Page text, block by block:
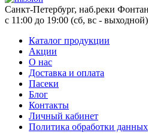
Санкт-Петербург, наб.реки
с 11:00 до 19:00 (сб, вс - выходной)
Каталог продукции
Акции
О нас
Доставка и оплата
Пасеки
Блог
Контакты
Личный кабинет
Политика обработки данных